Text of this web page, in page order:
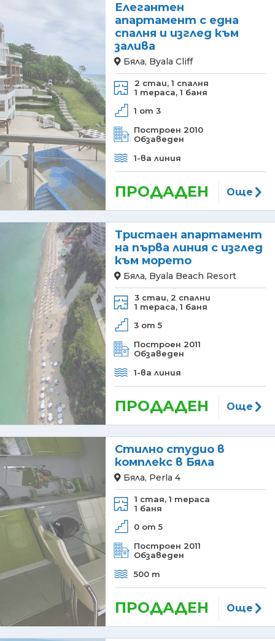
Елегантен
апартамент с една
спалня и изглед към
залива
Бяла, Byala Cliff
2 стаи, 1 спалня
1 тераса, 1 баня
1 от 3
Построен 2010
Обзаведен
1-ва линия
ПРОДАДЕН Още
Тристаен апартамент
на първа линия с изглед
към морето
Бяла, Byala Beach Resort
3 стаи, 2 спални
1 тераса, 1 баня
3 от 5
Построен 2011
Обзаведен
1-ва линия
ПРОДАДЕН Още
Стилно студио в
комплекс в Бяла
Бяла, Perla 4
1 стая, 1 тераса
1 баня
0 от 5
Построен 2011
Обзаведен
500 m
ПРОДАДЕН Още